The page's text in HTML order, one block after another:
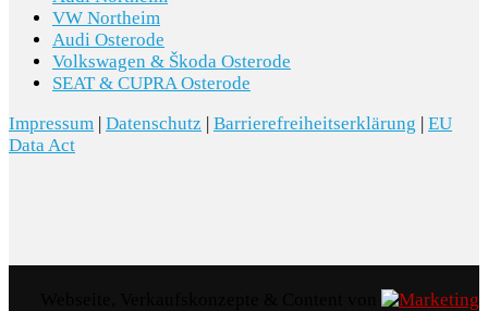
VW Northeim
Audi Osterode
Volkswagen & Škoda Osterode
SEAT & CUPRA Osterode
Impressum | Datenschutz | Barrierefreiheitserklärung | EU
Data Act